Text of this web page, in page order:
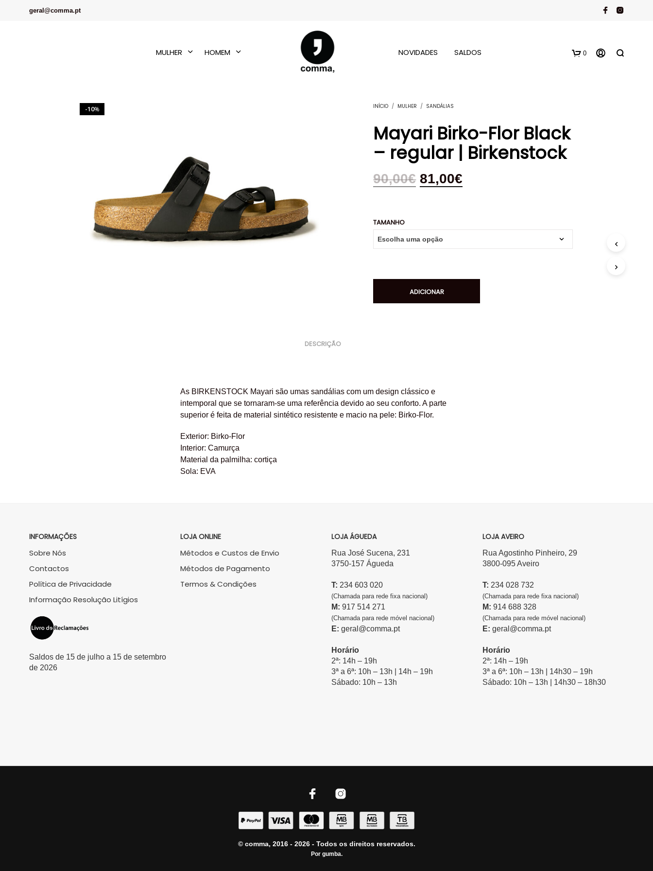
geral@comma.pt
MULHER HOMEM NOVIDADES SALDOS 0
%
10 INÍCIO / MULHER / SANDÁLIAS
Mayari Birko-Flor Black
– regular | Birkenstock
90,00€ 81,00€
TAMANHO
ADICIONAR
DESCRIÇÃO
As BIRKENSTOCK Mayari são umas sandálias com um design clássico e
intemporal que se tornaram-se uma referência devido ao seu conforto. A parte
superior é feita de material sintético resistente e macio na pele: Birko-Flor.
Exterior: Birko-Flor
Interior: Camurça
Material da palmilha: cortiça
Sola: EVA
INFORMAÇÕES
Sobre Nós
Contactos
Política de Privacidade
Informação Resolução Litígios
Saldos de 15 de julho a 15 de setembro
de 2026
LOJA ONLINE
Métodos e Custos de Envio
Métodos de Pagamento
Termos & Condições
LOJA ÁGUEDA
Rua José Sucena, 231
3750-157 Águeda
T: 234 603 020
(Chamada para rede fixa nacional)
M: 917 514 271
(Chamada para rede móvel nacional)
E: geral@comma.pt
Horário
2ª: 14h – 19h
3ª a 6ª: 10h – 13h | 14h – 19h
Sábado: 10h – 13h
LOJA AVEIRO
Rua Agostinho Pinheiro, 29
3800-095 Aveiro
T: 234 028 732
(Chamada para rede fixa nacional)
M: 914 688 328
(Chamada para rede móvel nacional)
E: geral@comma.pt
Horário
2ª: 14h – 19h
3ª a 6ª: 10h – 13h | 14h30 – 19h
Sábado: 10h – 13h | 14h30 – 18h30
© comma, 2016 - 2026 - Todos os direitos reservados.
Por gumba.